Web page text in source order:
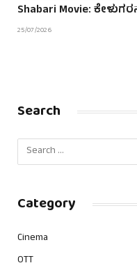
Shabari Movie:
25/07/2026
Search
Category
Cinema
OTT